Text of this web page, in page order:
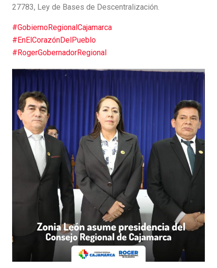
27783, Ley de Bases de Descentralización.
#GobiernoRegionalCajamarca
#EnElCorazónDelPueblo
#RogerGobernadorRegional